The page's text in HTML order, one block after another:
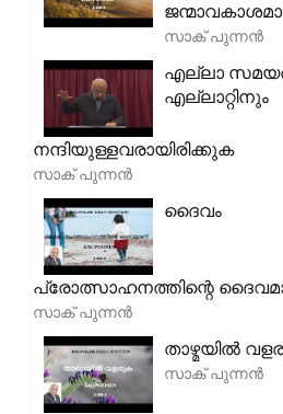
സാക് പുന്നൻ
എല്ലാ
എല്ലാറ്റിനും
നന്ദിയുള്ളവരായിരിക്കുക
സാക് പുന്നൻ
ദൈവം
പ്രോത്സാഹനത്തിന്റെ
സാക് പുന്നൻ
താഴ്മയിൽ
സാക് പുന്നൻ